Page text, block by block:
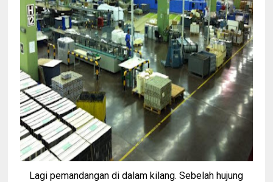
Lagi pemandangan di dalam kilang. Sebelah hujung